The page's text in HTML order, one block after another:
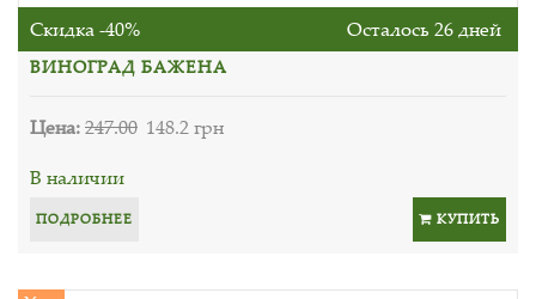
Скидка -40% Осталось 26 дней
ВИНОГРАД БАЖЕНА
Цена:247.00 148.2 грн
В наличии
ПОДРОБНЕЕ КУПИТЬ